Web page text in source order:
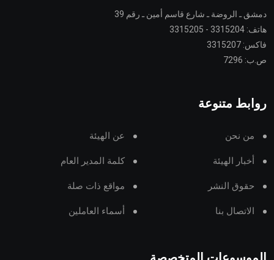
دمشق ـ الروضة ـ شارع قاسم أمين ـ رقم 39
هاتف: 3315204 - 3315205
فاكس: 3315207
ص.ب: 7296
روابط متنوعة
من نحن عن الهيئة
أخبار الهيئة كلمة المدير العام
حقوق النشر مواقع ذات صلة
الاتصال بنا أسماء العاملين